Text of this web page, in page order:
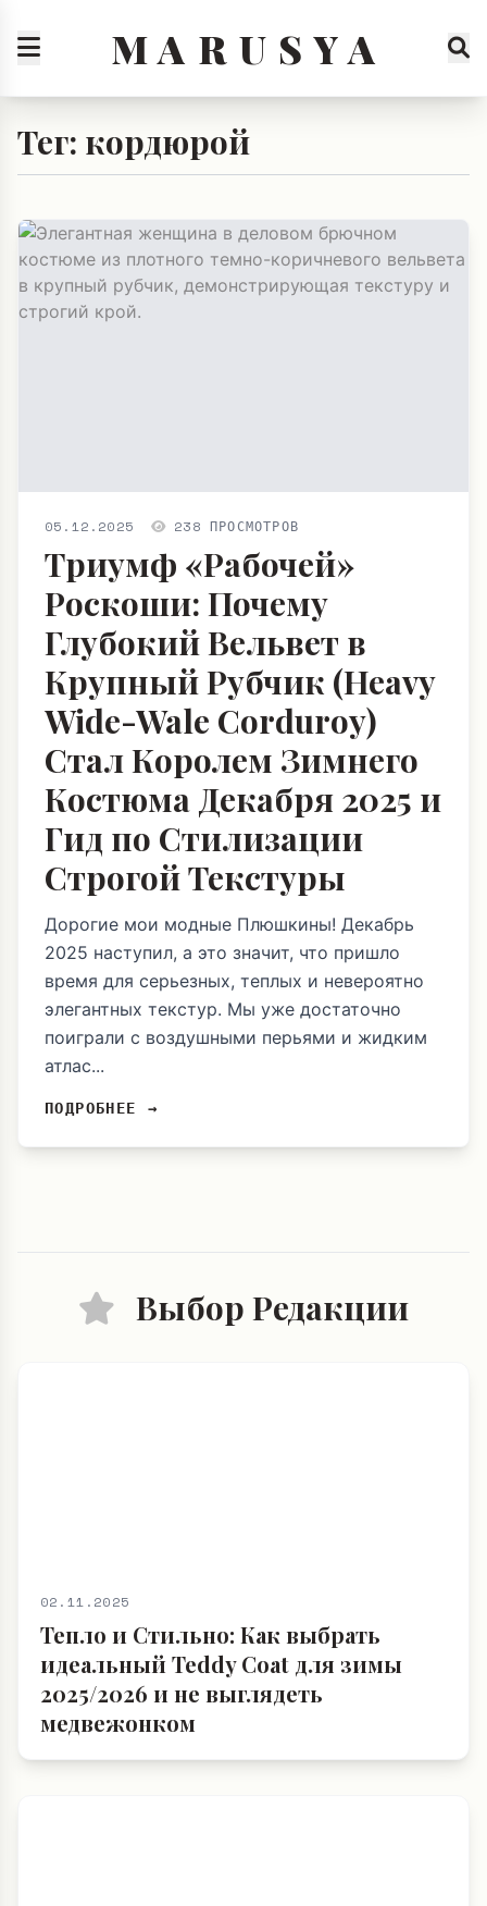
M A R U S Y A
Тег: кордюрой
05.12.2025 238 ПРОСМОТРОВ
Триумф «Рабочей»
Роскоши: Почему
Глубокий Вельвет в
Крупный Рубчик (Heavy
Wide-Wale Corduroy)
Стал Королем Зимнего
Костюма Декабря 2025 и
Гид по Стилизации
Строгой Текстуры
Дорогие мои модные Плюшкины! Декабрь
2025 наступил, а это значит, что пришло
время для серьезных, теплых и невероятно
элегантных текстур. Мы уже достаточно
поиграли с воздушными перьями и жидким
атлас...
ПОДРОБНЕЕ →
Выбор Редакции
02.11.2025
Тепло и Стильно: Как выбрать
идеальный Teddy Coat для зимы
2025/2026 и не выглядеть
медвежонком